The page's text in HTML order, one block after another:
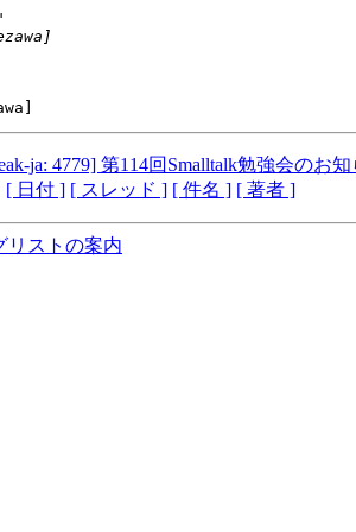
ja: 4779] 第114回Smalltalk勉強会のお
[ 日付 ] [ スレッド ] [ 件名 ] [ 著者 ]
リストの案内